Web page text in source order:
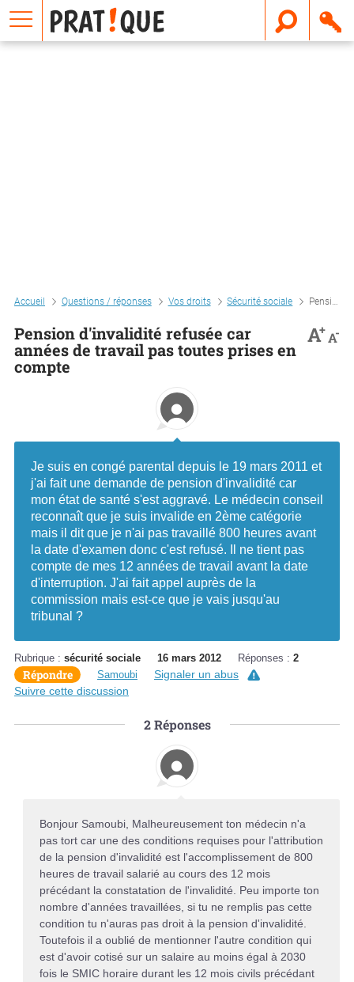
Accueil Questions / réponses Vos droits Sécurité sociale Pension d'invalidité refusée car années de travail pas toutes prises en compte
Pension d'invalidité refusée car
années de travail pas toutes prises en
compte
A+A-
Je suis en congé parental depuis le 19 mars 2011 et
j'ai fait une demande de pension d'invalidité car
mon état de santé s'est aggravé. Le médecin conseil
reconnaît que je suis invalide en 2ème catégorie
mais il dit que je n'ai pas travaillé 800 heures avant
la date d'examen donc c'est refusé. Il ne tient pas
compte de mes 12 années de travail avant la date
d'interruption. J'ai fait appel auprès de la
commission mais est-ce que je vais jusqu'au
tribunal ?
Rubrique : sécurité sociale 16 mars 2012 Réponses : 2
Répondre Samoubi
Signaler un abus
Suivre cette discussion
2Réponses
Bonjour Samoubi, Malheureusement ton médecin n'a
pas tort car une des conditions requises pour l'attribution
de la pension d'invalidité est l'accomplissement de 800
heures de travail salarié au cours des 12 mois
précédant la constatation de l'invalidité. Peu importe ton
nombre d'années travaillées, si tu ne remplis pas cette
condition tu n'auras pas droit à la pension d'invalidité.
Toutefois il a oublié de mentionner l'autre condition qui
est d'avoir cotisé sur un salaire au moins égal à 2030
fois le SMIC horaire durant les 12 mois civils précédant
E
m
a